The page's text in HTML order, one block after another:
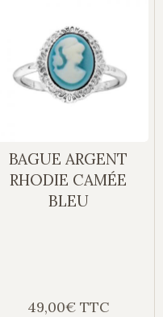
BAGUE ARGENT
RHODIE CAMÉE
BLEU
49,00€ TTC